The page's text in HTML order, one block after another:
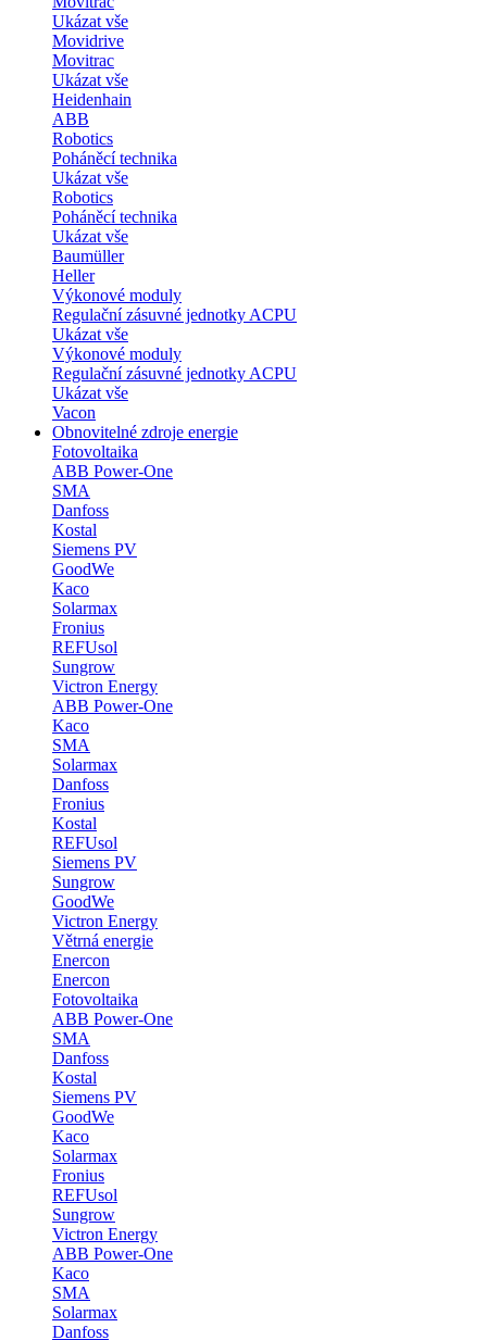
Ukázat vše
Movidrive
Movitrac
Ukázat vše
Heidenhain
ABB
Robotics
Poháněcí technika
Ukázat vše
Robotics
Poháněcí technika
Ukázat vše
Baumüller
Heller
Výkonové moduly
Regulační zásuvné jednotky ACPU
Ukázat vše
Výkonové moduly
Regulační zásuvné jednotky ACPU
Ukázat vše
Vacon
Obnovitelné zdroje energie
Fotovoltaika
ABB Power-One
SMA
Danfoss
Kostal
Siemens PV
GoodWe
Kaco
Solarmax
Fronius
REFUsol
Sungrow
Victron Energy
ABB Power-One
Kaco
SMA
Solarmax
Danfoss
Fronius
Kostal
REFUsol
Siemens PV
Sungrow
GoodWe
Victron Energy
Větrná energie
Enercon
Enercon
Fotovoltaika
ABB Power-One
SMA
Danfoss
Kostal
Siemens PV
GoodWe
Kaco
Solarmax
Fronius
REFUsol
Sungrow
Victron Energy
ABB Power-One
Kaco
SMA
Solarmax
Danfoss